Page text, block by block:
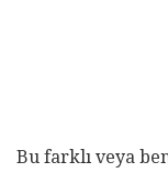
Bu farklı veya